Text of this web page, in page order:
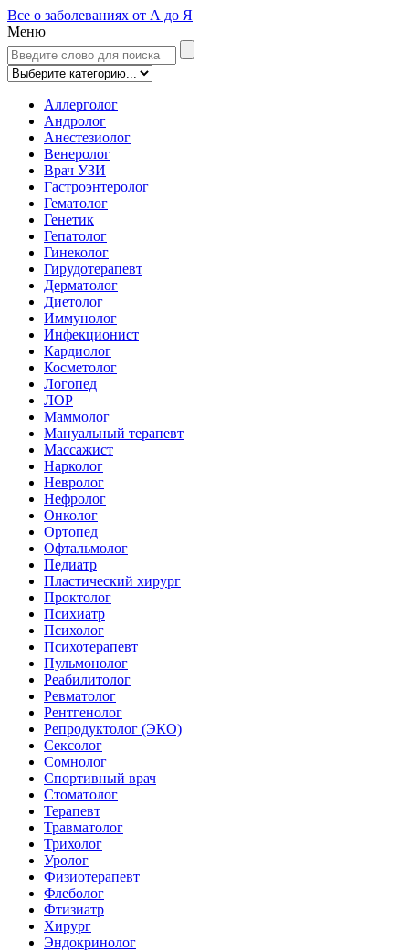
Все о заболеваниях от А до Я
Меню
Аллерголог
Андролог
Анестезиолог
Венеролог
Врач УЗИ
Гастроэнтеролог
Гематолог
Генетик
Гепатолог
Гинеколог
Гирудотерапевт
Дерматолог
Диетолог
Иммунолог
Инфекционист
Кардиолог
Косметолог
Логопед
ЛОР
Маммолог
Мануальный терапевт
Массажист
Нарколог
Невролог
Нефролог
Онколог
Ортопед
Офтальмолог
Педиатр
Пластический хирург
Проктолог
Психиатр
Психолог
Психотерапевт
Пульмонолог
Реабилитолог
Ревматолог
Рентгенолог
Репродуктолог (ЭКО)
Сексолог
Сомнолог
Спортивный врач
Стоматолог
Терапевт
Травматолог
Трихолог
Уролог
Физиотерапевт
Флеболог
Фтизиатр
Хирург
Эндокринолог